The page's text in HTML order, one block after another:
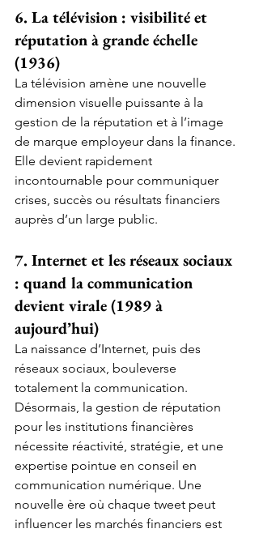
6. La télévision : visibilité et
réputation à grande échelle
(1936)
La télévision amène une nouvelle
dimension visuelle puissante à la
gestion de la réputation et à l’image
de marque employeur dans la finance.
Elle devient rapidement
incontournable pour communiquer
crises, succès ou résultats financiers
auprès d’un large public.
7. Internet et les réseaux sociaux
: quand la communication
devient virale (1989 à
aujourd’hui)
La naissance d’Internet, puis des
réseaux sociaux, bouleverse
totalement la communication.
Désormais, la gestion de réputation
pour les institutions financières
nécessite réactivité, stratégie, et une
expertise pointue en conseil en
communication numérique. Une
nouvelle ère où chaque tweet peut
influencer les marchés financiers est